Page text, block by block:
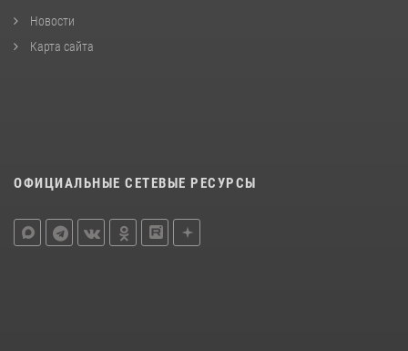
Новости
Карта сайта
ОФИЦИАЛЬНЫЕ СЕТЕВЫЕ РЕСУРСЫ